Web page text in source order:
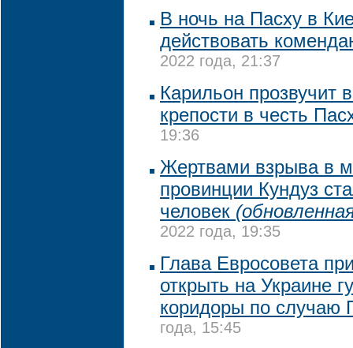
В ночь на Пасху в
действовать
2022 года, 21:37
Карильон прозвучит
крепости в честь
19:36
Жертвами взрыва в
провинции Кундуз
человек
2022 года, 19:35
Глава Евросовета
открыть на Украине
коридоры по случаю
года, 15:45